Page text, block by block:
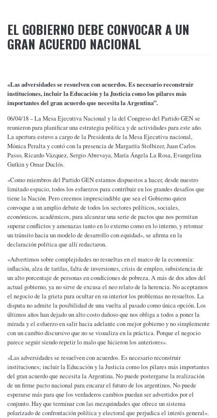
EL GOBIERNO DEBE CONVOCAR A UN
GRAN ACUERDO NACIONAL
«Las adversidades se resuelven con acuerdos. Es necesario reconstruir
instituciones, incluir la Educación y la Justicia como los pilares más
importantes del gran acuerdo que necesita la Argentina”.
06/04/18 – La Mesa Ejecutiva Nacional y la del Congreso del Partido GEN se
reunieron para planificar una estrategia política y de actividades para este año.
La apertura estuvo a cargo de la Presidenta de la Mesa Ejecutiva nacional,
Mónica Peralta y contó con la presencia de Margarita Stolbizer, Juan Carlos
Passo, Ricardo Vázquez, Sergio Abrevaya, María Ángela La Rosa, Evangelina
Gutkin y Omar Duclós.
«Como miembros del Partido GEN estamos dispuestos a hacer, desde nuestro
limitado espacio, todos los esfuerzos para contribuir en los grandes desafíos que
tiene la Nación. Pero creemos imprescindible que sea el Gobierno quien
convoque a un amplio debate de todos los sectores políticos, sociales,
económicos, académicos, para alcanzar una serie de pactos que nos permitan
superar conflictos y amenazas tanto en lo externo como en lo interno, y retomar
un tránsito hacia un modelo de desarrollo con equidad», se afirma en la
declaración política que allí redactaron.
«Advertimos sobre complejidades no resueltas en el marco de la economía:
inflación, alza de tarifas, falta de inversiones, crisis de empleo, subsistencia de
un alto porcentaje de personas en condiciones de pobreza. A más de dos años del
actual gobierno, ya no sirve de excusa el neo relato de la herencia. No aceptamos
el negocio de la grieta para ocultar en su interior los problemas no resueltos. La
disputa no admite la posibilidad de una vuelta al pasado como única opción. Los
últimos años han dejado un alto costo dañoso que nos obliga a todos a poner la
mirada y el esfuerzo en salir hacia adelante con mejor gobierno y no simplemente
con un cambio discursivo que no se visualiza en la práctica. Porque el negocio
parece seguir siendo repetir lo malo que hicieron los anteriores».
«Las adversidades se resuelven con acuerdos. Es necesario reconstruir
instituciones; incluir la Educación y la Justicia como los pilares más importantes
del gran acuerdo que necesita la Argentina. No puede postergarse la realización
de un firme pacto nacional para encarar el futuro de los argentinos. No puede
esperarse más para que los verdaderos cambios puedan ser advertidos por el
conjunto. Hay que terminar con las mezquindades que ofrece un sistema
polarizado de confrontación política y electoral que perjudica el interés general».